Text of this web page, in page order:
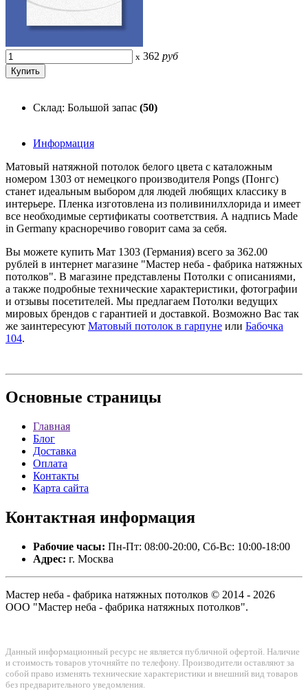
x 362 руб
Склад: Большой запас (50)
Информация
Матовый натяжной потолок белого цвета с каталожным
номером 1303 от немецкого производителя Pongs (Понгс)
станет идеальным выбором для людей любящих классику в
интерьере. Пленка изготовлена из поливинилхлорида и имеет
все необходимые сертификаты соответствия. А надпись Made
in Germany красноречиво говорит сама за себя.
Вы можете купить Мат 1303 (Германия) всего за 362.00
рублей в интернет магазине "Мастер неба - фабрика натяжных
потолков". В магазине представлены Потолки с описаниями,
а также подробные технические характеристики, фотографии
и отзывы посетителей. Мы предлагаем Потолки ведущих
мировых брендов с гарантией и доставкой. Возможно Вас так
же заинтересуют Матовый потолок в гарпуне или Бабочка
104.
Основные страницы
Главная
Блог
Доставка
Оплата
Контакты
Карта сайта
Контактная информация
Рабочие часы: Пн-Пт: 08:00-20:00, Сб-Вс: 10:00-18:00
Адрес: г. Москва
Мастер неба - фабрика натяжных потолков © 2014 - 2026
ООО "Мастер неба - фабрика натяжных потолков".
Данный информационный ресурс не является публичной офертой. Наличие
и стоимость товаров уточняйте по телефону. Производители оставляют за
собой право изменять технические характеристики и внешний вид товаров
без предварительного уведомления.